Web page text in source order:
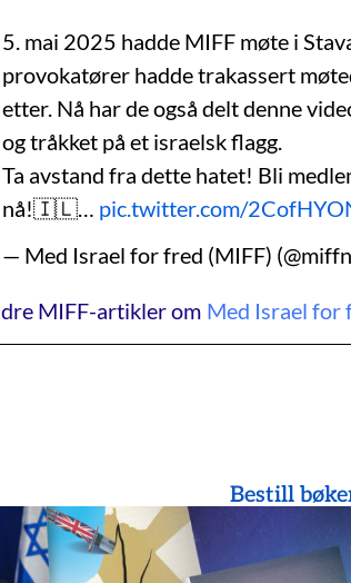
5. mai 2025 hadde MIFF møte i
provokatører hadde trakassert
etter. Nå har de også delt denne
og tråkket på et israelsk flagg.
Ta avstand fra dette hatet! Bli
nå!🇮🇱… pic.twitter.com/
— Med Israel for fred (MIFF)
MIFF-artikler om Med Israel for
Bestill